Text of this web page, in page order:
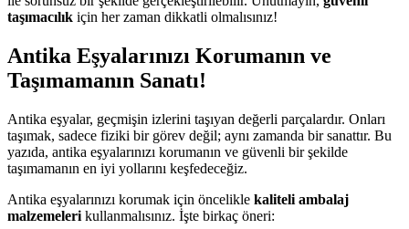
taşımacılık için her zaman dikkatli olmalısınız!
Antika Eşyalarınızı Korumanın ve
Taşımamanın Sanatı!
Antika eşyalar, geçmişin izlerini taşıyan değerli parçalardır. Onları
taşımak, sadece fiziki bir görev değil; aynı zamanda bir sanattır. Bu
yazıda, antika eşyalarınızı korumanın ve güvenli bir şekilde
taşımamanın en iyi yollarını keşfedeceğiz.
Antika eşyalarınızı korumak için öncelikle kaliteli ambalaj
malzemeleri kullanmalısınız. İşte birkaç öneri: